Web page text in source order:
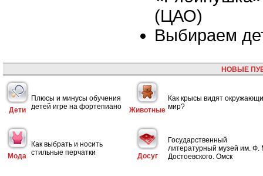
(ЦАО)
Выбираем
НОВЫЕ
Дети
Плюсы и минусы обучения
детей игре на фортепиано
Животные
Как крысы видят
мир?
Мода
Как выбрать и носить
стильные перчатки
Досуг
Государственный
литературный музей им. Ф.
Достоевского. Омск